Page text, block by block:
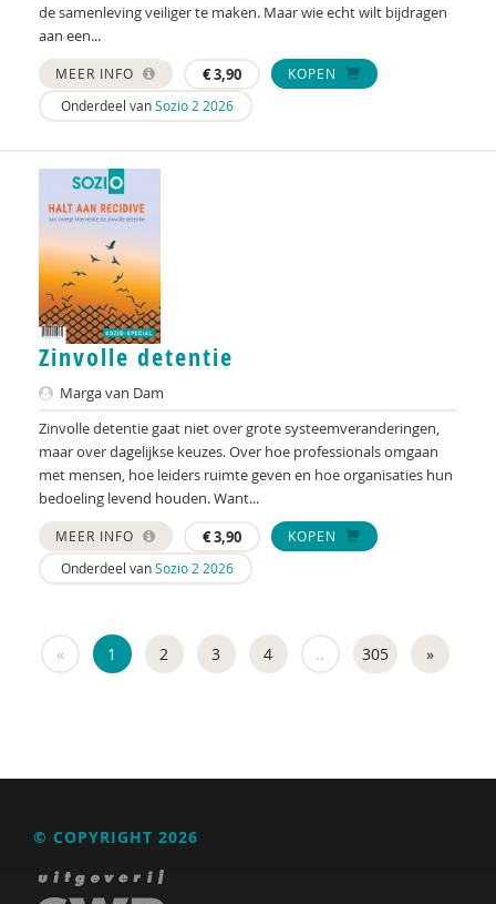
Nederlands Autisme Register
Margit Averdijk
David ter Avest
Ine Avontuur
Naima Azough
Paul Baar
Jan Baars
E.W. Baars en G.H. van der Bie (red.)
Andries Baart
Herman Baartman
Corrie Baas
S.M. Babovic
Mariam Badou
Paul Baeten
Peter Bakens
Franka Bakker
Hilde Bakker
de samenleving veiliger te maken. Maar wie echt wilt bijdragen
aan een...
MEER INFO €3,90
KOPEN
Onderdeel vanSozio 2 2026
Zinvolle detentie
Marga van Dam
Zinvolle detentie gaat niet over grote systeemveranderingen,
maar over dagelijkse keuzes. Over hoe professionals omgaan
met mensen, hoe leiders ruimte geven en hoe organisaties hun
bedoeling levend houden. Want...
MEER INFO €3,90
KOPEN
Onderdeel vanSozio 2 2026
« 1 2 3 4 .. 305 »
© COPYRIGHT 2026